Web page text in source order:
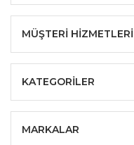
MÜŞTERİ HİZMETLERİ
KATEGORİLER
MARKALAR